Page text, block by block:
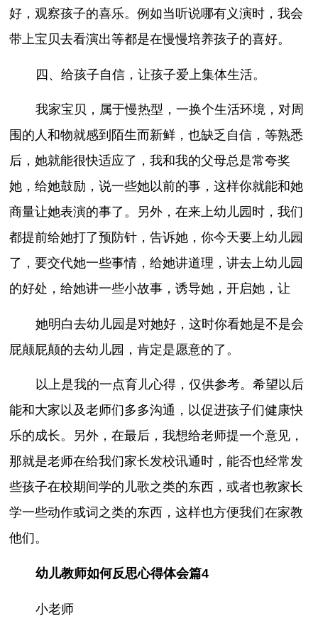
好，观察孩子的喜乐。例如当听说哪有义演时，我会
带上宝贝去看演出等都是在慢慢培养孩子的喜好。
四、给孩子自信，让孩子爱上集体生活。
我家宝贝，属于慢热型，一换个生活环境，对周
围的人和物就感到陌生而新鲜，也缺乏自信，等熟悉
后，她就能很快适应了，我和我的父母总是常夸奖
她，给她鼓励，说一些她以前的事，这样你就能和她
商量让她表演的事了。另外，在来上幼儿园时，我们
都提前给她打了预防针，告诉她，你今天要上幼儿园
了，要交代她一些事情，给她讲道理，讲去上幼儿园
的好处，给她讲一些小故事，诱导她，开启她，让
她明白去幼儿园是对她好，这时你看她是不是会
屁颠屁颠的去幼儿园，肯定是愿意的了。
以上是我的一点育儿心得，仅供参考。希望以后
能和大家以及老师们多多沟通，以促进孩子们健康快
乐的成长。另外，在最后，我想给老师提一个意见，
那就是老师在给我们家长发校讯通时，能否也经常发
些孩子在校期间学的儿歌之类的东西，或者也教家长
学一些动作或词之类的东西，这样也方便我们在家教
他们。
幼儿教师如何反思心得体会篇4
小老师